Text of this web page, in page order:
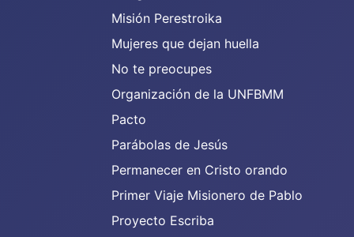
Misión Perestroika
Mujeres que dejan huella
No te preocupes
Organización de la UNFBMM
Pacto
Parábolas de Jesús
Permanecer en Cristo orando
Primer Viaje Misionero de Pablo
Proyecto Escriba